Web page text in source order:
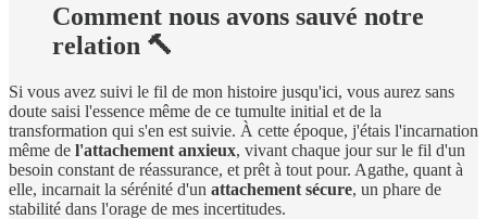
Comment nous avons sauvé notre
relation 🔨
Si vous avez suivi le fil de mon histoire jusqu'ici, vous aurez sans
doute saisi l'essence même de ce tumulte initial et de la
transformation qui s'en est suivie. À cette époque, j'étais l'incarnation
même de l'attachement anxieux, vivant chaque jour sur le fil d'un
besoin constant de réassurance, et prêt à tout pour. Agathe, quant à
elle, incarnait la sérénité d'un attachement sécure, un phare de
stabilité dans l'orage de mes incertitudes.